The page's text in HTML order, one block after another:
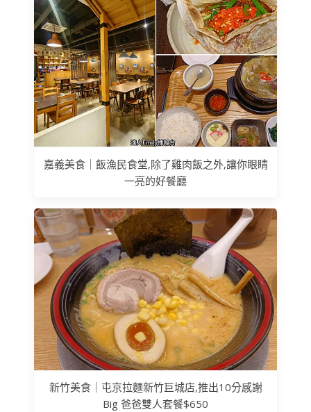
嘉義美食｜飯漁民食堂,除了雞肉飯之外,讓你眼睛
一亮的好餐廳
新竹美食｜屯京拉麵新竹巨城店,推出10分感謝
Big 爸爸雙人套餐$650